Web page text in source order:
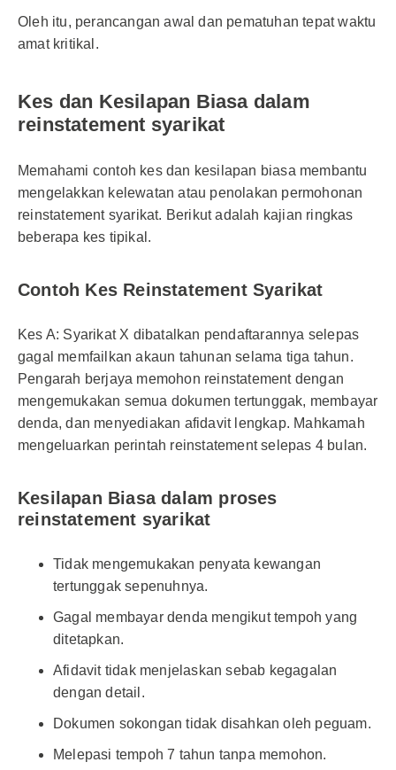
Oleh itu, perancangan awal dan pematuhan tepat waktu
amat kritikal.
Kes dan Kesilapan Biasa dalam
reinstatement syarikat
Memahami contoh kes dan kesilapan biasa membantu
mengelakkan kelewatan atau penolakan permohonan
reinstatement syarikat. Berikut adalah kajian ringkas
beberapa kes tipikal.
Contoh Kes Reinstatement Syarikat
Kes A: Syarikat X dibatalkan pendaftarannya selepas
gagal memfailkan akaun tahunan selama tiga tahun.
Pengarah berjaya memohon reinstatement dengan
mengemukakan semua dokumen tertunggak, membayar
denda, dan menyediakan afidavit lengkap. Mahkamah
mengeluarkan perintah reinstatement selepas 4 bulan.
Kesilapan Biasa dalam proses
reinstatement syarikat
Tidak mengemukakan penyata kewangan
tertunggak sepenuhnya.
Gagal membayar denda mengikut tempoh yang
ditetapkan.
Afidavit tidak menjelaskan sebab kegagalan
dengan detail.
Dokumen sokongan tidak disahkan oleh peguam.
Melepasi tempoh 7 tahun tanpa memohon.